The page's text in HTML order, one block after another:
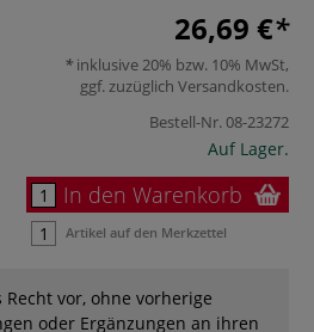
26,69 €
inklusive 20% bzw. 10% MwSt,
ggf. zuzüglich Versandkosten.
Bestell-Nr.08-23272
Auf Lager.
In den Warenkorb
Artikel auf den Merkzettel
Recht vor, ohne vorherige
oder Ergänzungen an ihren